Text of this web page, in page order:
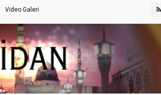
Video Galeri